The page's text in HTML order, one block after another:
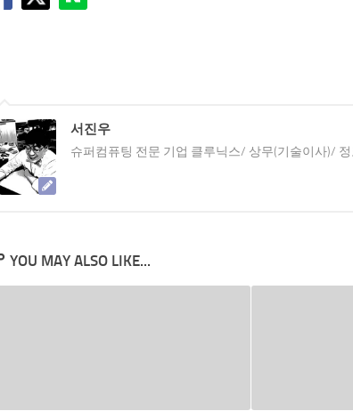
서진우
슈퍼컴퓨팅 전문 기업 클루닉스/ 상무(기술이사)/
YOU MAY ALSO LIKE...